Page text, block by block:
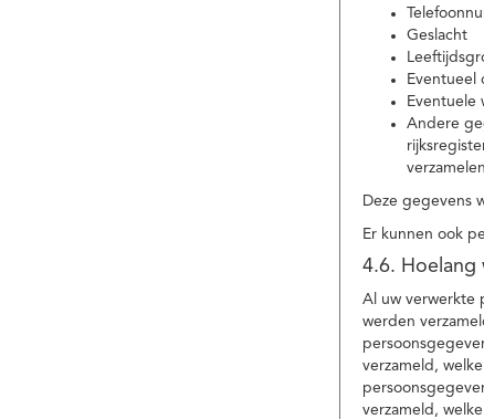
Geslacht
Eventueel
Eventuele
Andere
Deze gegevens
Er kunnen ook
4.6. Hoelang
Al uw verwerkte
werden
verzameld,
verzameld,